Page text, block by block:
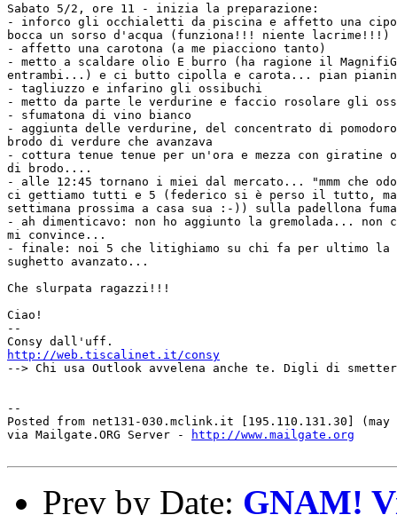
Sabato 5/2, ore 11 - inizia la preparazione:
- inforco gli occhialetti da piscina e affetto una
bocca un sorso d'acqua (funziona!!! niente lacrime!!!)
- affetto una carotona (a me piacciono tanto)
- metto a scaldare olio E burro (ha ragione il
entrambi...) e ci butto cipolla e carota... pian
- tagliuzzo e infarino gli ossibuchi
- metto da parte le verdurine e faccio rosolare gli
- sfumatona di vino bianco
- aggiunta delle verdurine, del concentrato di
brodo di verdure che avanzava
- cottura tenue tenue per un'ora e mezza con giratine
di brodo....
- alle 12:45 tornano i miei dal mercato... "mmm che
ci gettiamo tutti e 5 (federico si è perso il tutto,
settimana prossima a casa sua :-)) sulla padellona
- ah dimenticavo: non ho aggiunto la gremolada...
mi convince...
- finale: noi 5 che litighiamo su chi fa per ultimo la
sughetto avanzato...
Che slurpata ragazzi!!!
Ciao!
--
http://web.tiscalinet.it/consy
--> Chi usa Outlook avvelena anche te. Digli di
--
Posted from net131-030.mclink.it [195.110.131.30] (may
via Mailgate.ORG Server -
http://www.mailgate.org
Prev by Date: GNAM!